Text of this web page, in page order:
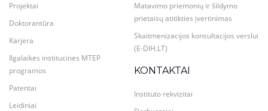
Projektai
Doktorantūra
Karjera
Ilgalaikės institucinės MTEP
programos
Patentai
Leidiniai
Matavimo priemonių ir šildymo
prietaisų atitikties įvertinimas
Skaitmenizacijos konsultacijos verslui
(E-DIH.LT)
KONTAKTAI
Instituto rekvizitai